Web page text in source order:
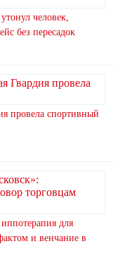
человек,
без пересадок
провела спортивный
для
и венчание в